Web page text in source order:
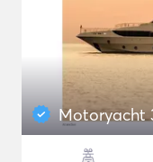
Motoryacht